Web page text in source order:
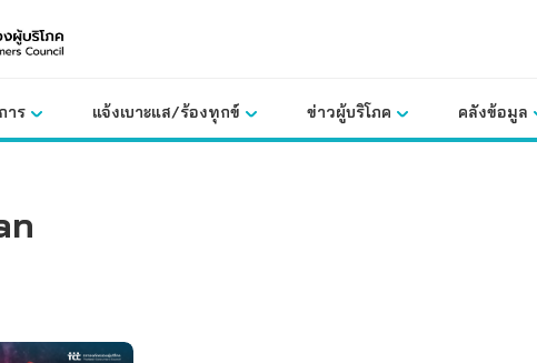
าร แจ้งเบาะแส/ร้องทุกข์ ข่าวผู้บริโภค คลังข้อมูล